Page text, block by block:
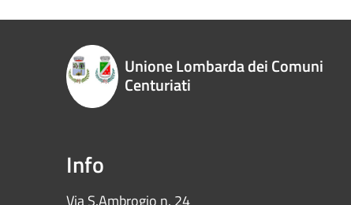
Unione Lombarda dei Comuni
Centuriati
Info
Via S.Ambrogio n. 24